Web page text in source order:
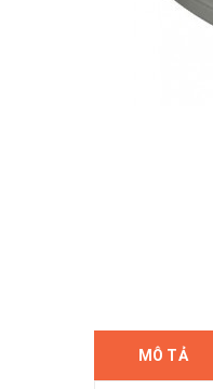
MÔ TẢ